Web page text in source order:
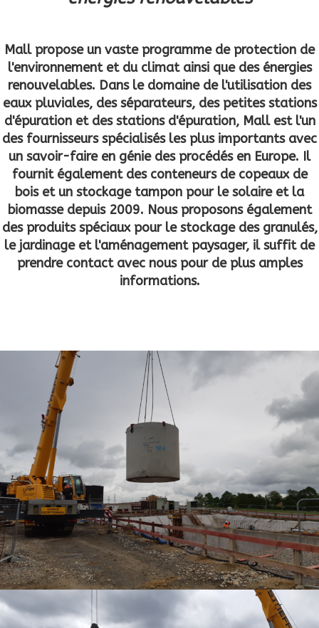
Mall propose un vaste programme de protection de
l'environnement et du climat ainsi que des énergies
renouvelables. Dans le domaine de l'utilisation des
eaux pluviales, des séparateurs, des petites stations
d'épuration et des stations d'épuration, Mall est l'un
des fournisseurs spécialisés les plus importants avec
un savoir-faire en génie des procédés en Europe. Il
fournit également des conteneurs de copeaux de
bois et un stockage tampon pour le solaire et la
biomasse depuis 2009. Nous proposons également
des produits spéciaux pour le stockage des granulés,
le jardinage et l'aménagement paysager, il suffit de
prendre contact avec nous pour de plus amples
informations.